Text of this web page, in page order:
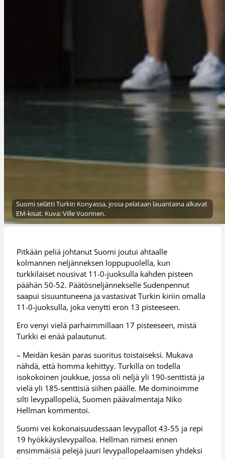
Suomi selätti Turkin Konyassa, jossa pelataan lauantaina alkavat
EM-kisat. Kuva: Ville Vuorinen.
Pitkään peliä johtanut Suomi joutui ahtaalle
kolmannen neljänneksen loppupuolella, kun
turkkilaiset nousivat 11-0-juoksulla kahden pisteen
päähän 50-52. Päätösneljännekselle Sudenpennut
saapui sisuuntuneena ja vastasivat Turkin kiriin omalla
11-0-juoksulla, joka venytti eron 13 pisteeseen.
Ero venyi vielä parhaimmillaan 17 pisteeseen, mistä
Turkki ei enää palautunut.
– Meidän kesän paras suoritus toistaiseksi. Mukava
nähdä, että homma kehittyy. Turkilla on todella
isokokoinen joukkue, jossa oli neljä yli 190-senttistä ja
vielä yli 185-senttisiä siihen päälle. Me dominoimme
silti levypallopeliä, Suomen päävalmentaja Niko
Hellman kommentoi.
Suomi vei kokonaisuudessaan levypallot 43-55 ja repi
19 hyökkäyslevypalloa. Hellman nimesi ennen
ensimmäisiä pelejä juuri levypallopelaamisen yhdeksi